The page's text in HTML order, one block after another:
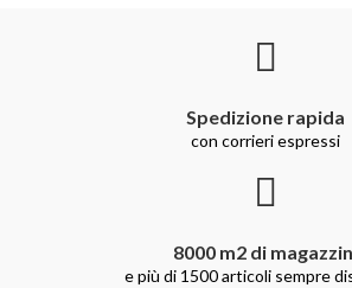
Spedizione rapida
con corrieri espressi
8000 m2 di
e più di 1500 articoli sempre